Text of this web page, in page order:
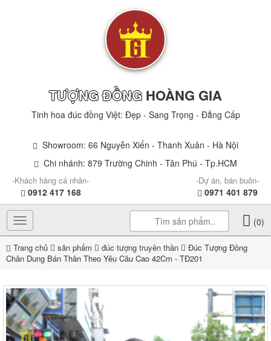
TƯỢNG ĐỒNG HOÀNG GIA
Tinh hoa đúc đồng Việt: Đẹp - Sang Trọng - Đẳng Cấp
Showroom: 66 Nguyễn Xiển - Thanh Xuân - Hà Nội
Chi nhánh: 879 Trường Chinh - Tân Phú - Tp.HCM
-Khách hàng cá nhân-
0912 417 168
-Dự án, bán buôn-
0971 401 879
Toggle
navigation
(0)
Trang chủ sản phẩm đúc tượng truyền thần
Đúc Tượng Đồng
Chân Dung Bán Thân Theo Yêu Câu Cao 42Cm - TĐ201